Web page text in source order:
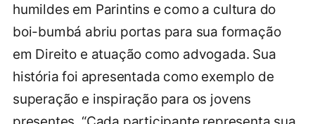
humildes em Parintins e como a cultura do
boi-bumbá abriu portas para sua formação
em Direito e atuação como advogada. Sua
história foi apresentada como exemplo de
superação e inspiração para os jovens